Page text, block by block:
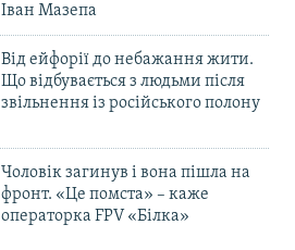
Іван Мазепа
Від ейфорії до небажання жити.
Що відбувається з людьми після
звільнення із російського полону
Чоловік загинув і вона пішла на
фронт. «Це помста» – каже
операторка FPV «Білка»